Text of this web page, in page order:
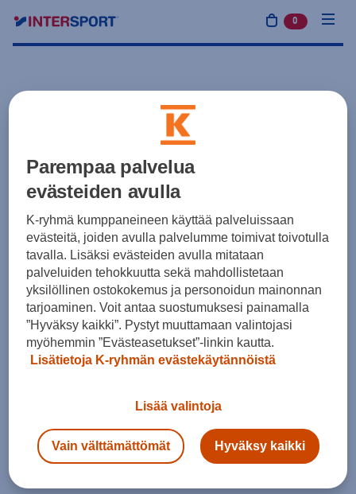
0 tuotetta
Parempaa palvelua
evästeiden avulla
K-ryhmä kumppaneineen käyttää palveluissaan
evästeitä, joiden avulla palvelumme toimivat toivotulla
tavalla. Lisäksi evästeiden avulla mitataan
palveluiden tehokkuutta sekä mahdollistetaan
yksilöllinen ostokokemus ja personoidun mainonnan
tarjoaminen. Voit antaa suostumuksesi painamalla
”Hyväksy kaikki”. Pystyt muuttamaan valintojasi
myöhemmin ”Evästeasetukset”-linkin kautta.
Lisätietoja K-ryhmän evästekäytännöistä
Lisää valintoja
Vain välttämättömät Hyväksy kaikki